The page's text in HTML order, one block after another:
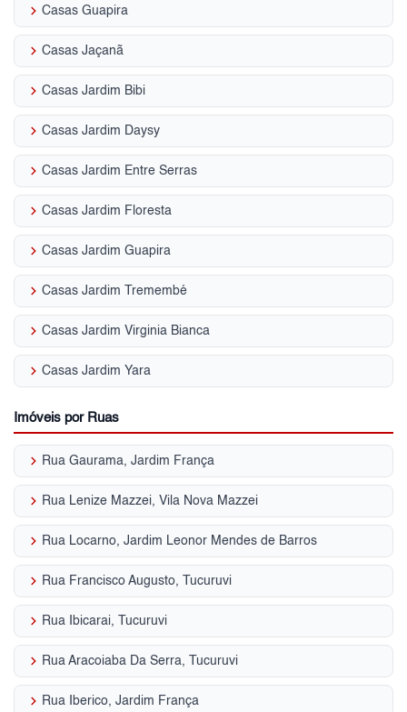
keyboard_arrow_right Casas Guapira
keyboard_arrow_right Casas Jaçanã
keyboard_arrow_right Casas Jardim Bibi
keyboard_arrow_right Casas Jardim Daysy
keyboard_arrow_right Casas Jardim Entre Serras
keyboard_arrow_right Casas Jardim Floresta
keyboard_arrow_right Casas Jardim Guapira
keyboard_arrow_right Casas Jardim Tremembé
keyboard_arrow_right Casas Jardim Virginia Bianca
keyboard_arrow_right Casas Jardim Yara
Imóveis por Ruas
keyboard_arrow_right Rua Gaurama, Jardim França
keyboard_arrow_right Rua Lenize Mazzei, Vila Nova Mazzei
keyboard_arrow_right Rua Locarno, Jardim Leonor Mendes de Barros
keyboard_arrow_right Rua Francisco Augusto, Tucuruvi
keyboard_arrow_right Rua Ibicarai, Tucuruvi
keyboard_arrow_right Rua Aracoiaba Da Serra, Tucuruvi
keyboard_arrow_right Rua Iberico, Jardim França